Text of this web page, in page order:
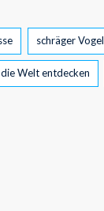
schräger Vogel
die Welt entdecken